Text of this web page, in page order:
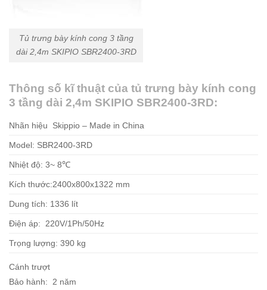
Tủ trưng bày kính cong 3 tầng
dài 2,4m SKIPIO SBR2400-3RD
Thông số kĩ thuật của tủ trưng bày kính cong
3 tầng dài 2,4m SKIPIO SBR2400-3RD:
Nhãn hiệu Skippio – Made in China
Model: SBR2400-3RD
Nhiệt độ: 3~ 8℃
Kích thước:2400x800x1322 mm
Dung tích: 1336 lít
Điện áp: 220V/1Ph/50Hz
Trọng lượng: 390 kg
Cánh trượt
Bảo hành: 2 năm